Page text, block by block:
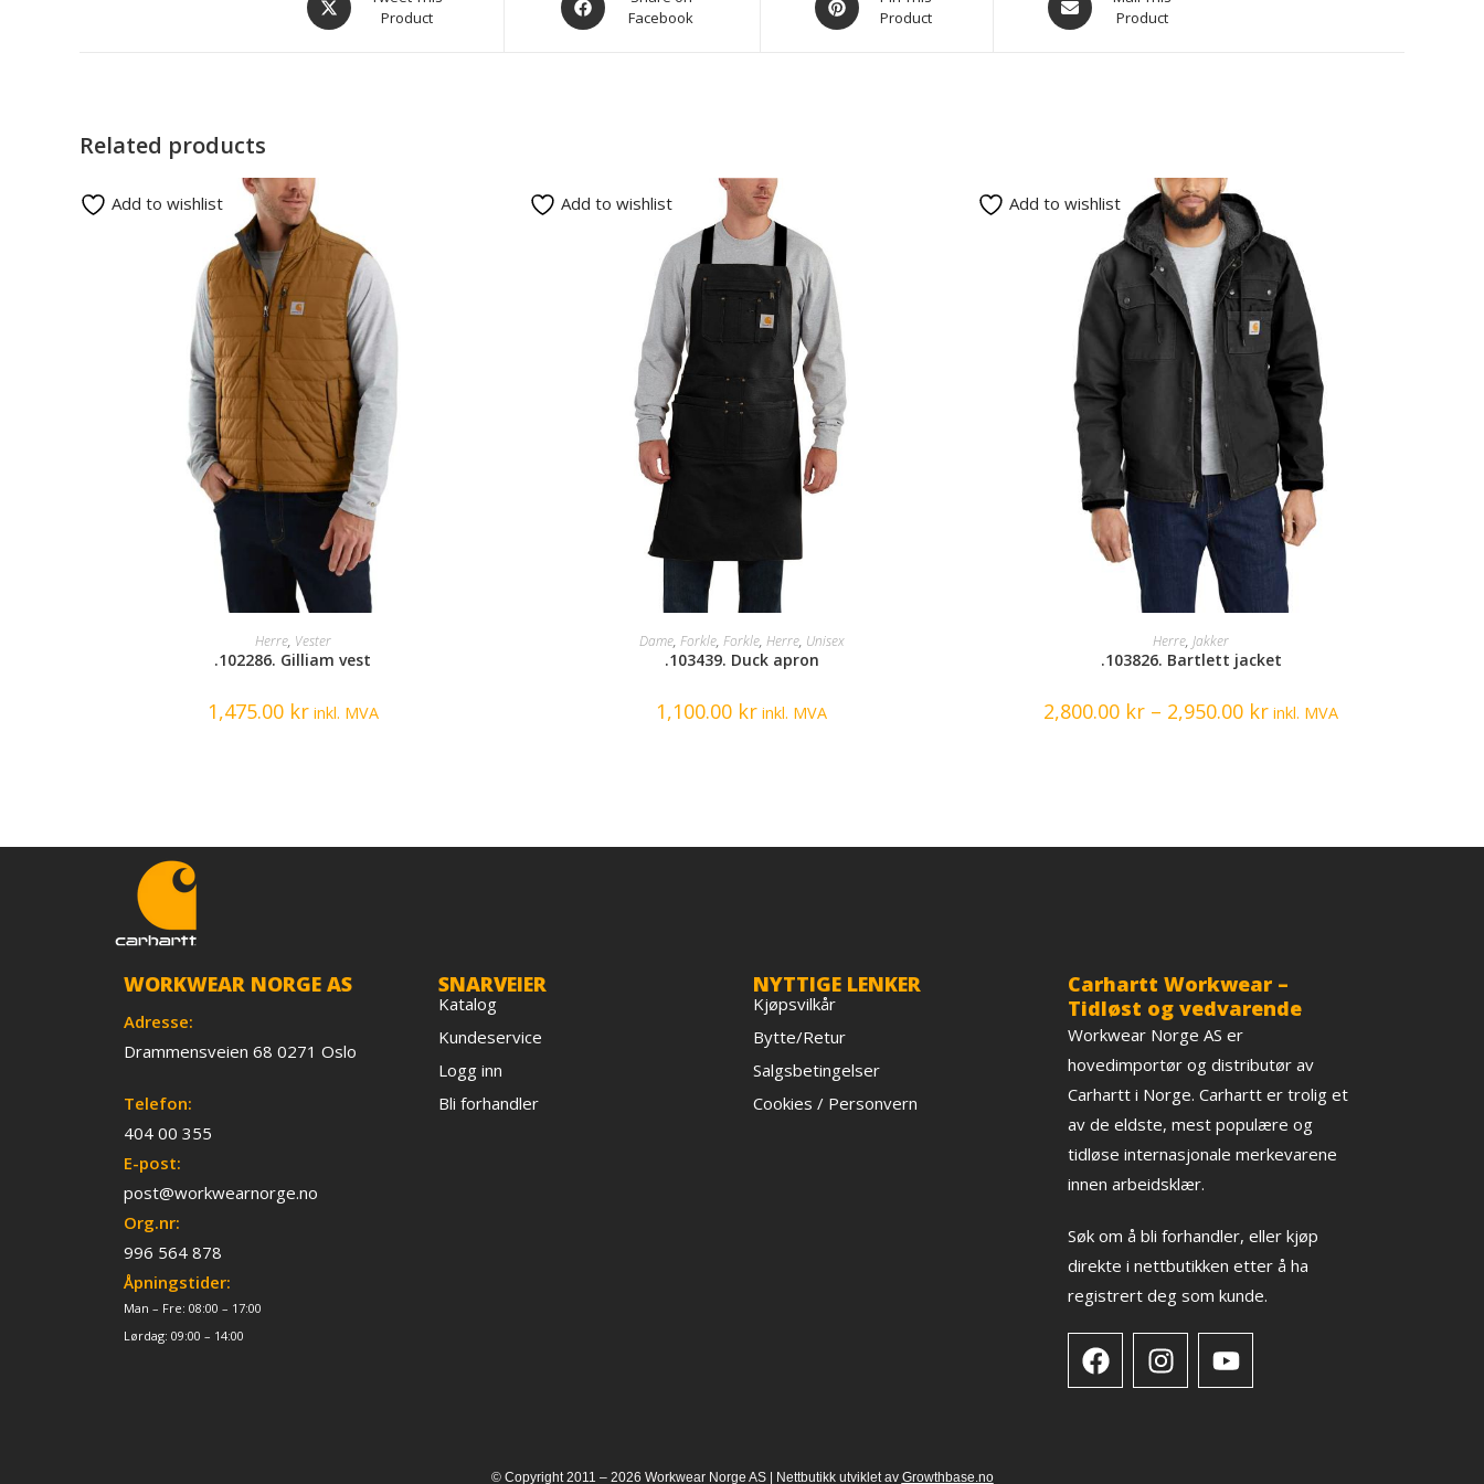
Product
Facebook
Product
Product
Related products
SELECT OPTIONS
Herre, Vester
.102286. Gilliam vest
1,475.00 krinkl. MVA
Add to wishlist
SELECT OPTIONS
Dame, Forkle, Forkle, Herre, Unisex
.103439. Duck apron
1,100.00 kr inkl. MVA
Add to wishlist
SELECT OPTIONS
Herre,Jakker
.103826. Bartlett jacket
2,800.00 kr – 2,950.00 kr inkl. MVA
Add to wishlist
WORKWEAR NORGE AS
Adresse:
Drammensveien 68 0271 Oslo
Telefon:
404 00 355
E-post:
post@workwearnorge.no
Org.nr:
996 564 878
Åpningstider:
Man – Fre: 08:00 – 17:00
Lørdag: 09:00 – 14:00
SNARVEIER
Katalog
Kundeservice
Logg inn
Bli forhandler
NYTTIGE LENKER
Kjøpsvilkår
Bytte/Retur
Salgsbetingelser
Cookies / Personvern
Carhartt Workwear –
Tidløst og vedvarende
Workwear Norge AS er
hovedimportør og distributør av
Carhartt i Norge. Carhartt er trolig et
av de eldste, mest populære og
tidløse internasjonale merkevarene
innen arbeidsklær.
Søk om å bli forhandler, eller kjøp
direkte i nettbutikken etter å ha
registrert deg som kunde.
© Copyright 2011 – 2026 Workwear Norge AS | Nettbutikkutviklet av Growthbase.no